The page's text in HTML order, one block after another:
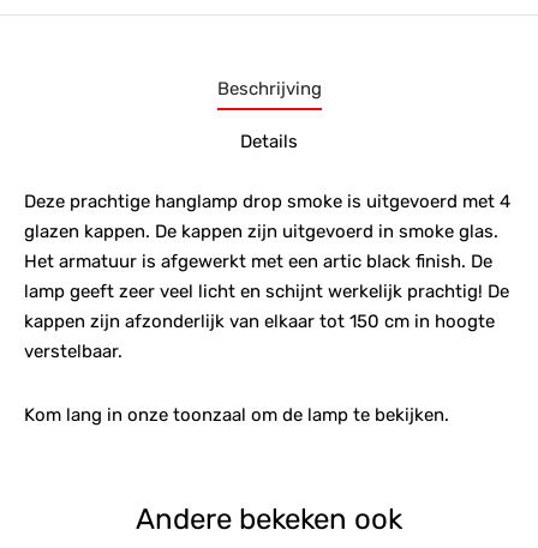
Beschrijving
Details
Deze prachtige hanglamp drop smoke is uitgevoerd met 4
glazen kappen. De kappen zijn uitgevoerd in smoke glas.
Het armatuur is afgewerkt met een artic black finish. De
lamp geeft zeer veel licht en schijnt werkelijk prachtig! De
kappen zijn afzonderlijk van elkaar tot 150 cm in hoogte
verstelbaar.
Kom lang in onze toonzaal om de lamp te bekijken.
Andere bekeken ook